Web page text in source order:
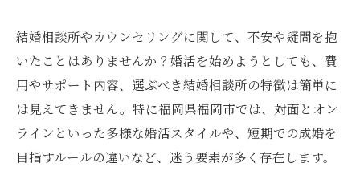
結婚相談所やカウンセリングに関して、不安や疑問を抱
いたことはありませんか？婚活を始めようとしても、費
用やサポート内容、選ぶべき結婚相談所の特徴は簡単に
は見えてきません。特に福岡県福岡市では、対面とオン
ラインといった多様な婚活スタイルや、短期での成婚を
目指すルールの違いなど、迷う要素が多く存在します。